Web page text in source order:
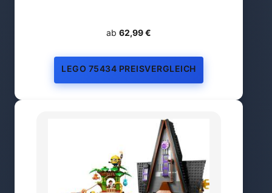
ab 62,99 €
LEGO 75434 PREISVERGLEICH